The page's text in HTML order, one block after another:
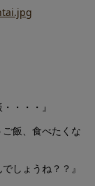
・・・』
飯、食べたくな
しょうね？？』